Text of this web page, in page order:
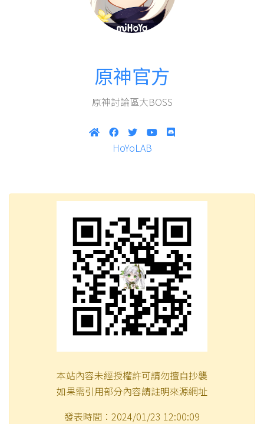
原神官方
原神討論區大BOSS
HoYoLAB
本站內容未經授權許可請勿擅自抄襲
如果需引用部分內容請註明來源網址
發表時間：2024/01/23 12:00:09